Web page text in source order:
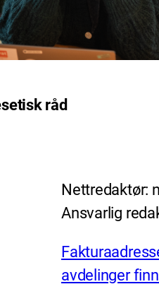
råd
Nettredaktør:
Ansvarlig
avdelinger